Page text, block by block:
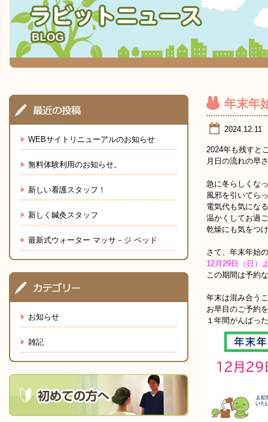
WEBサイトリニューアルのお知らせ
無料体験利用のお知らせ。
新しい看護スタッフ！
新しく鍼灸スタッフ
最新式ウォーター マッサ－ジ ベッド
お知らせ
雑記
年末年
2024.12.11
2024年も残すと
月日の流れの早
急に冬らしくな
風邪を引いてら
電気代も気にな
温かくしてお過
乾燥にも気をつ
さて、年末年始
12月29日（日）
この期間は予約
年末は混み合う
お早目のご予約
１年間がんばっ